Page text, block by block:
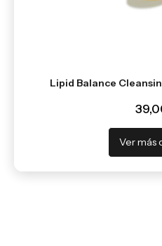
Lipid Balance
Ver más